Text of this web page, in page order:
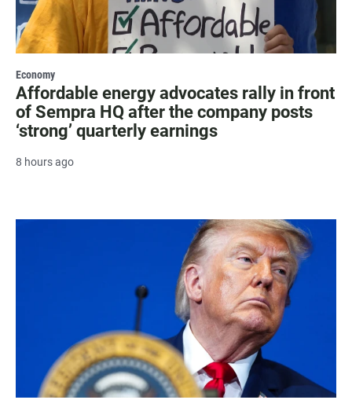
Economy
Affordable energy advocates rally in front
of Sempra HQ after the company posts
‘strong’ quarterly earnings
8 hours ago